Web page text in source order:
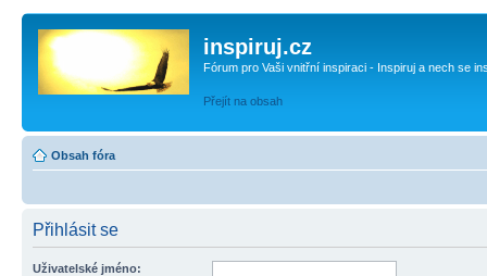
inspiruj.cz
Fórum pro Vaši vnitřní inspiraci - Inspiruj a nech se
Přejít na obsah
Obsah fóra
Přihlásit se
Uživatelské jméno: